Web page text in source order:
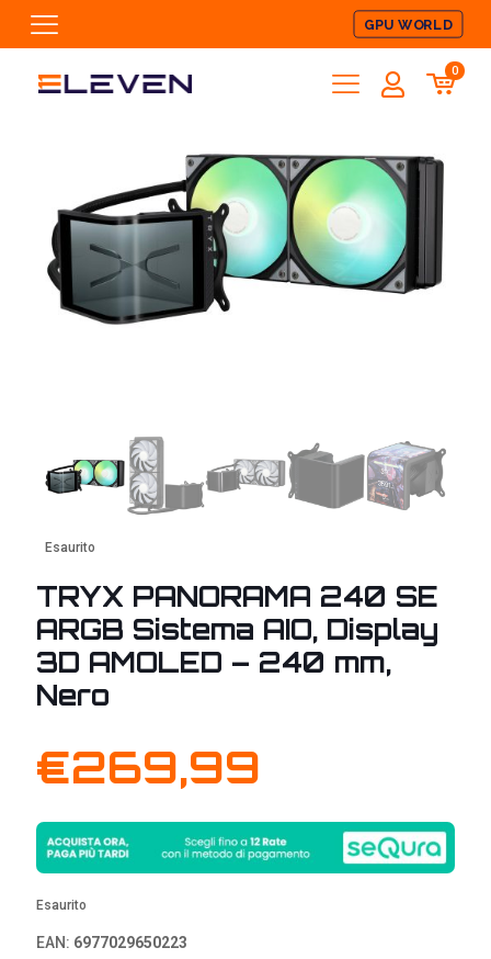
GPU WORLD
0
Esaurito
TRYX PANORAMA 240 SE
ARGB Sistema AIO, Display
3D AMOLED – 240 mm,
Nero
€269,99
Esaurito
EAN: 6977029650223